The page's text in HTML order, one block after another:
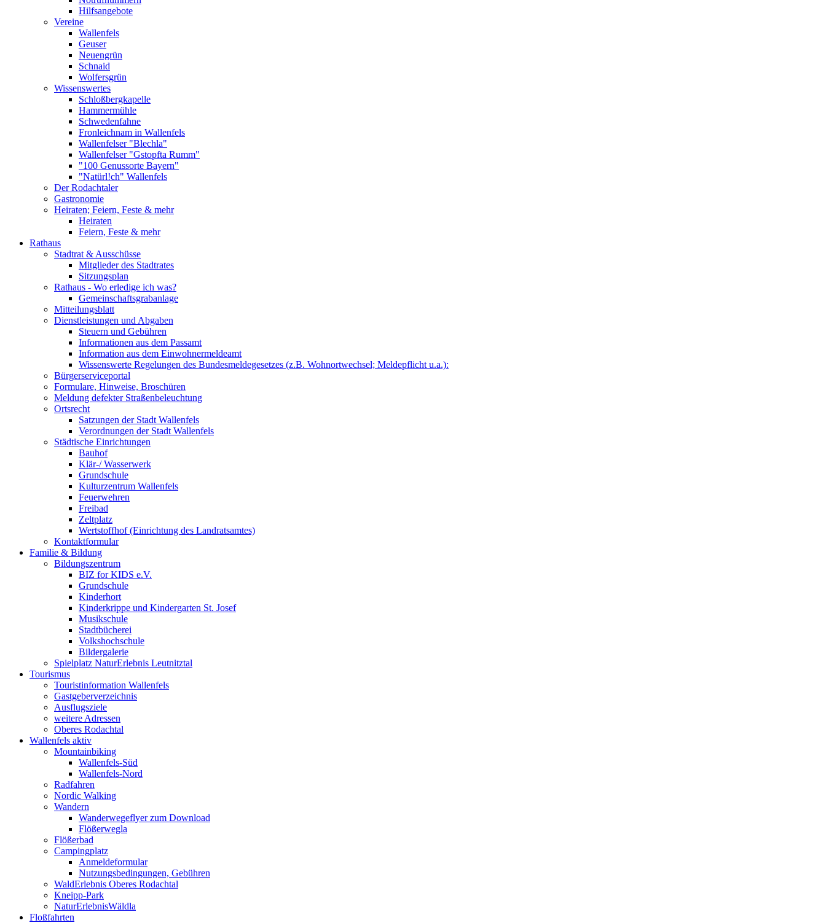
Hilfsangebote
Vereine
Wallenfels
Geuser
Neuengrün
Schnaid
Wolfersgrün
Wissenswertes
Schloßbergkapelle
Hammermühle
Schwedenfahne
Fronleichnam in Wallenfels
Wallenfelser "Blechla"
Wallenfelser "Gstopfta Rumm"
"100 Genussorte Bayern"
"Natürl!ch" Wallenfels
Der Rodachtaler
Gastronomie
Heiraten; Feiern, Feste & mehr
Heiraten
Feiern, Feste & mehr
Rathaus
Stadtrat & Ausschüsse
Mitglieder des Stadtrates
Sitzungsplan
Rathaus - Wo erledige ich was?
Gemeinschaftsgrabanlage
Mitteilungsblatt
Dienstleistungen und Abgaben
Steuern und Gebühren
Informationen aus dem Passamt
Information aus dem Einwohnermeldeamt
Wissenswerte Regelungen des Bundesmeldegesetzes (z.B. Wohnortwechsel; Meldepflicht u.a.):
Bürgerserviceportal
Formulare, Hinweise, Broschüren
Meldung defekter Straßenbeleuchtung
Ortsrecht
Satzungen der Stadt Wallenfels
Verordnungen der Stadt Wallenfels
Städtische Einrichtungen
Bauhof
Klär-/ Wasserwerk
Grundschule
Kulturzentrum Wallenfels
Feuerwehren
Freibad
Zeltplatz
Wertstoffhof (Einrichtung des Landratsamtes)
Kontaktformular
Familie & Bildung
Bildungszentrum
BIZ for KIDS e.V.
Grundschule
Kinderhort
Kinderkrippe und Kindergarten St. Josef
Musikschule
Stadtbücherei
Volkshochschule
Bildergalerie
Spielplatz NaturErlebnis Leutnitztal
Tourismus
Touristinformation Wallenfels
Gastgeberverzeichnis
Ausflugsziele
weitere Adressen
Oberes Rodachtal
Wallenfels aktiv
Mountainbiking
Wallenfels-Süd
Wallenfels-Nord
Radfahren
Nordic Walking
Wandern
Wanderwegeflyer zum Download
Flößerwegla
Flößerbad
Campingplatz
Anmeldeformular
Nutzungsbedingungen, Gebühren
WaldErlebnis Oberes Rodachtal
Kneipp-Park
NaturErlebnisWäldla
Floßfahrten